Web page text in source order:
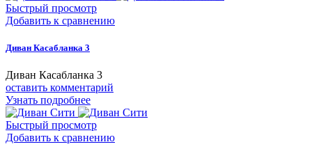
Быстрый просмотр
Добавить к сравнению
Диван Касабланка 3
Диван Касабланка 3
оставить комментарий
Узнать подробнее
Быстрый просмотр
Добавить к сравнению